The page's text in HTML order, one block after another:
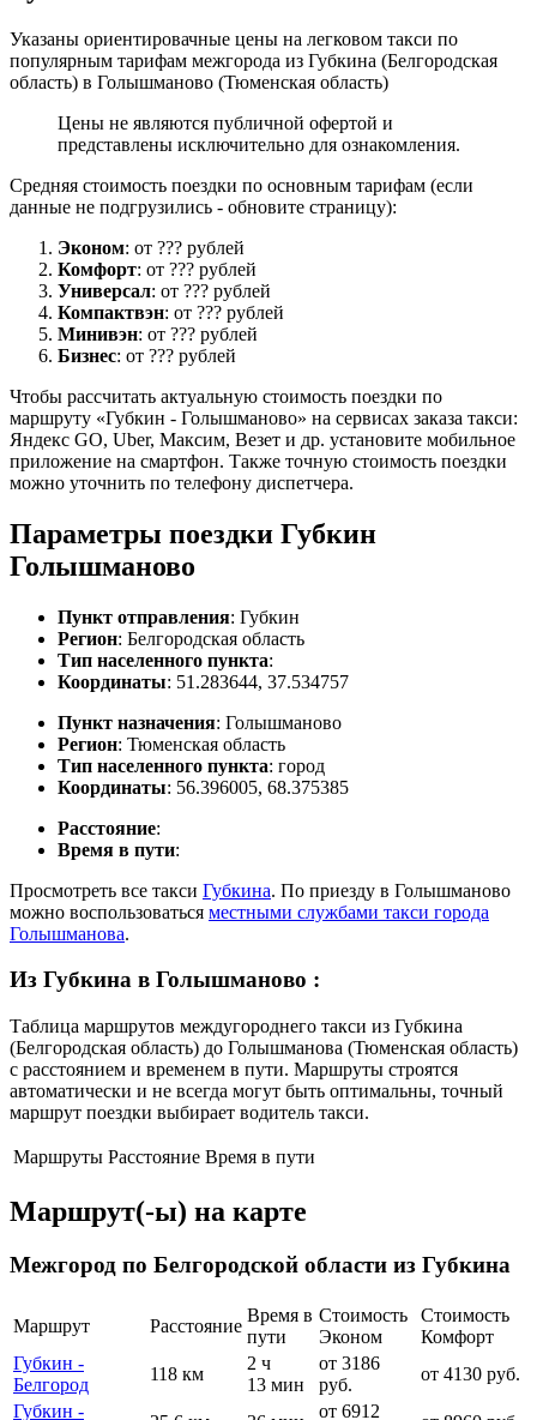
Указаны ориентировачные цены на легковом такси по
популярным тарифам межгорода из Губкина (Белгородская
область) в Голышманово (Тюменская область)
Цены не являются публичной офертой и
представлены исключительно для ознакомления.
Средняя стоимость поездки по основным тарифам (если
данные не подгрузились - обновите страницу):
Эконом: от ??? рублей
Комфорт: от ??? рублей
Универсал: от ??? рублей
Компактвэн: от ??? рублей
Минивэн: от ??? рублей
Бизнес: от ??? рублей
Чтобы рассчитать актуальную стоимость поездки по
маршруту «Губкин - Голышманово» на сервисах заказа такси:
Яндекс GO, Uber, Максим, Везет и др. установите мобильное
приложение на смартфон. Также точную стоимость поездки
можно уточнить по телефону диспетчера.
Параметры поездки Губкин
Голышманово
Пункт отправления: Губкин
Регион: Белгородская область
Тип населенного пункта:
Координаты: 51.283644, 37.534757
Пункт назначения: Голышманово
Регион: Тюменская область
Тип населенного пункта: город
Координаты: 56.396005, 68.375385
Расстояние:
Время в пути:
Просмотреть все такси Губкина. По приезду в Голышманово
можно воспользоваться местными службами такси города
Голышманова.
Из Губкина в Голышманово :
Таблица маршрутов междугороднего такси из Губкина
(Белгородская область) до Голышманова (Тюменская область)
с расстоянием и временем в пути. Маршруты строятся
автоматически и не всегда могут быть оптимальны, точный
маршрут поездки выбирает водитель такси.
Маршруты Расстояние Время в пути
Маршрут(-ы) на карте
Межгород по Белгородской области из Губкина
Маршрут Расстояние
Время в
пути
Стоимость
Эконом
Стоимость
Комфорт
Губкин -
Белгород
118 км
2 ч
13 мин
от 3186
руб.
от 4130 руб.
Губкин -
от 6912